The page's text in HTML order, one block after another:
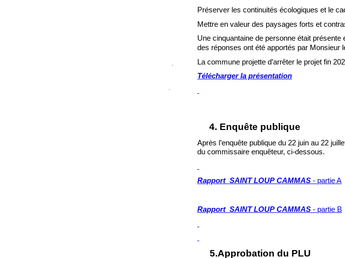
Préserver les continuités écologiques et le
Mettre en valeur des paysages forts et
Une cinquantaine de personne était
des réponses ont été apportés par Monsieur
La commune projette d’arrêter le projet fin 202
Télécharger la présentation
4. Enquête pu blique
Après l’enquête publique du 22 juin au 22
du commissaire enquêteur, ci-dessous.
Rapport SAINT LOUP CAMMAS - partie A
Rapport SAINT LOUP CAMMAS - partie B
5.Approbation du PLU